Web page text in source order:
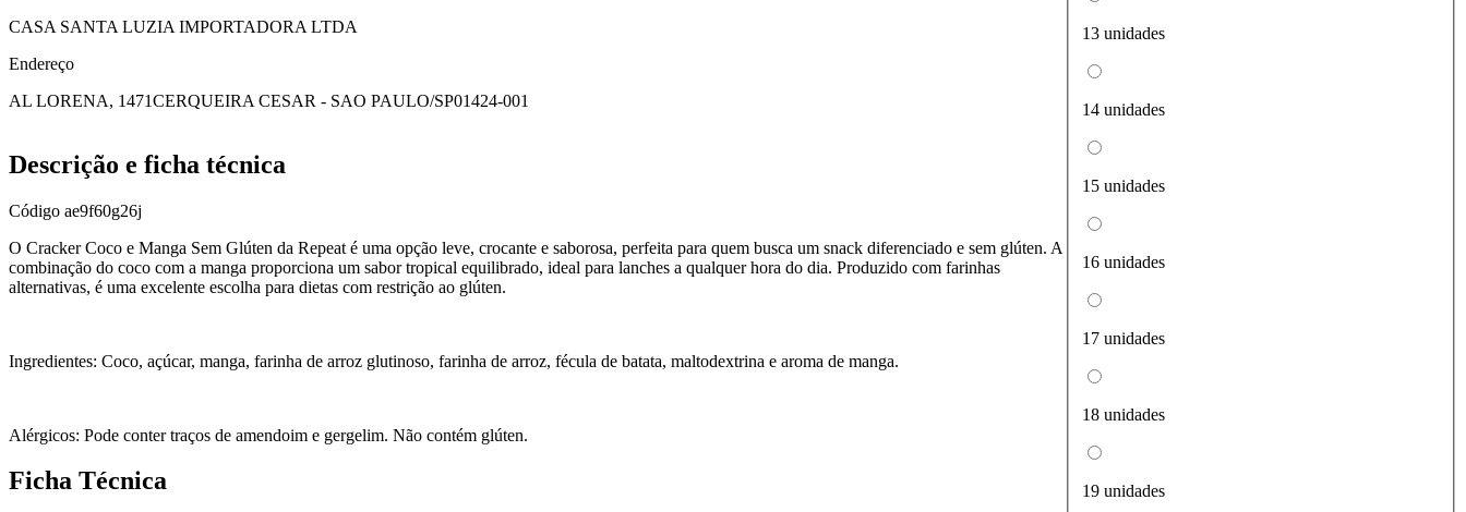
CASA SANTA LUZIA IMPORTADORA LTDA
Endereço
AL LORENA, 1471CERQUEIRA CESAR - SAO PAULO/SP01424-001
13 unidades
14 unidades
15 unidades
16 unidades
17 unidades
18 unidades
19 unidades
Descrição e ficha técnica
Código ae9f60g26j
O Cracker Coco e Manga Sem Glúten da Repeat é uma opção leve, crocante e saborosa, perfeita para quem busca um snack diferenciado e sem glúten. A
combinação do coco com a manga proporciona um sabor tropical equilibrado, ideal para lanches a qualquer hora do dia. Produzido com farinhas
alternativas, é uma excelente escolha para dietas com restrição ao glúten.
Ingredientes: Coco, açúcar, manga, farinha de arroz glutinoso, farinha de arroz, fécula de batata, maltodextrina e aroma de manga.
Alérgicos: Pode conter traços de amendoim e gergelim. Não contém glúten.
Ficha Técnica